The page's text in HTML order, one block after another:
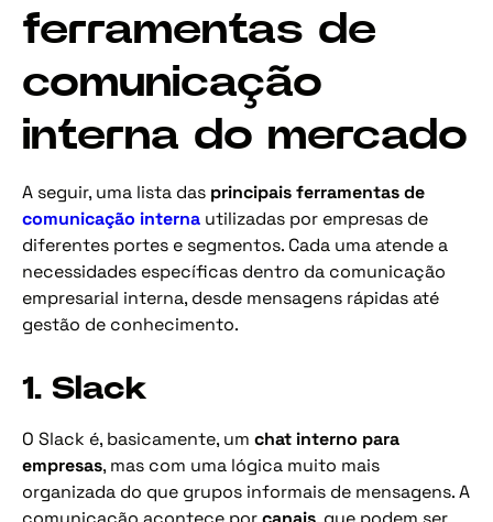
ferramentas de
comunicação
interna do mercado
A seguir, uma lista das principais ferramentas de
comunicação interna utilizadas por empresas de
diferentes portes e segmentos. Cada uma atende a
necessidades específicas dentro da comunicação
empresarial interna, desde mensagens rápidas até
gestão de conhecimento.
1. Slack
O Slack é, basicamente, um chat interno para
empresas, mas com uma lógica muito mais
organizada do que grupos informais de mensagens. A